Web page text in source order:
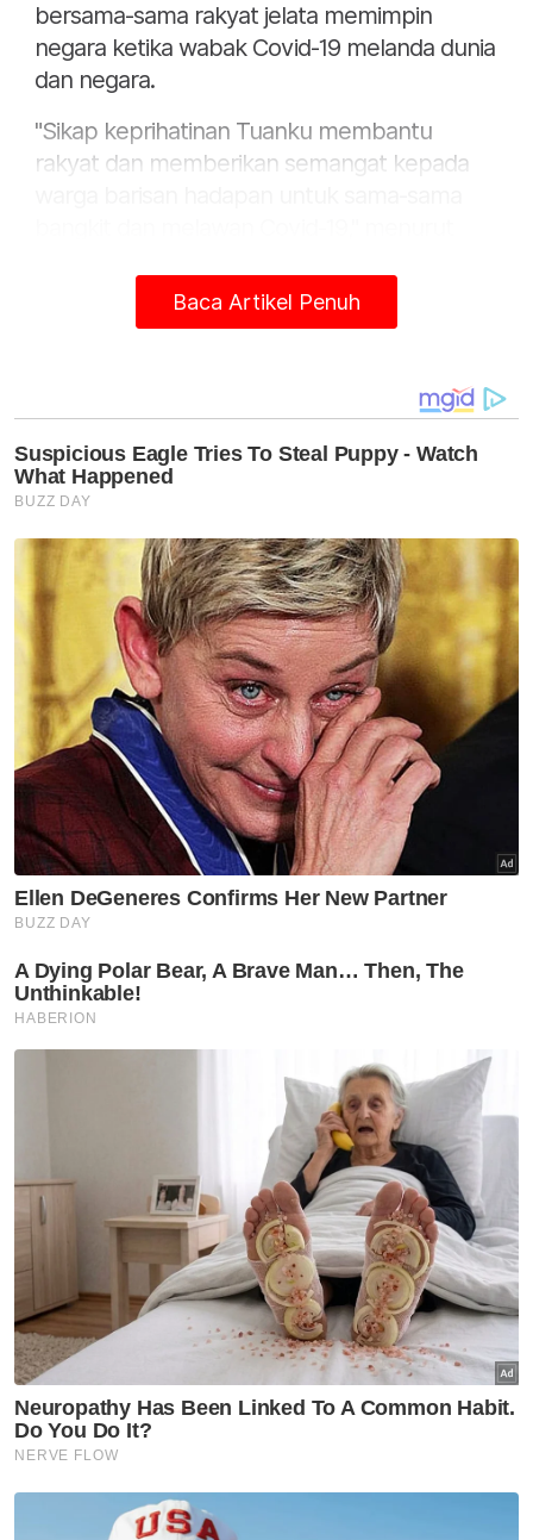
bersama-sama rakyat jelata memimpin
negara ketika wabak Covid-19 melanda dunia
dan negara.
"Sikap keprihatinan Tuanku membantu
rakyat dan memberikan semangat kepada
Selain itu, UIAM berkata, ketokohan serta
dirungkaikan dengan penuh berhemah dan
profesional.
"Sikap kepemimpinan Tuanku juga boleh
dilihat daripada pelbagai aspek dan bidang di
dalam dan luar negara," katanya.
terima kasih kepada UIAM serta berbesar
hati dianugerahkan ijazah kehormat doktor
ia bukan sahaja pencapaian baginda tetapi
juga seluruh rakyat Malaysia.
"Beta telah menimba banyak pengalaman
dalam perihal kepimpinan dan memahami
kepentingannya secara langsung ketika
melaksanakan tugas beta terutama sejak
lima tahun lepas.
"Kepimpinan adalah sebahagian daripada
tanggungjawab beta dan kesemua
tanggungjawab ini dipikul bukan untuk
ganjaran atau pengiktirafan peribadi.
Baca Artikel Penuh